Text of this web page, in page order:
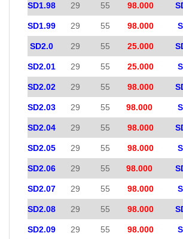
SD1.98 29 55 98.000
SD1.99 29 55 98.000
SD2.0 29 55 25.000
SD2.01 29 55 25.000
SD2.02 29 55 98.000
SD2.03 29 55 98.000
SD2.04 29 55 98.000
SD2.05 29 55 98.000
SD2.06 29 55 98.000
SD2.07 29 55 98.000
SD2.08 29 55 98.000
SD2.09 29 55 98.000